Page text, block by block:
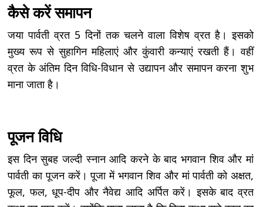
कैसे करें समापन
जया पार्वती व्रत 5 दिनों तक चलने वाला विशेष व्रत है। इसको
मुख्य रूप से सुहागिन महिलाएं और कुंवारी कन्याएं रखती हैं। वहीं
व्रत के अंतिम दिन विधि-विधान से उद्यापन और समापन करना शुभ
माना जाता है।
पूजन विधि
इस दिन सुबह जल्दी स्नान आदि करने के बाद भगवान शिव और मां
पार्वती का पूजन करें। पूजा में भगवान शिव और मां पार्वती को अक्षत,
फूल, फल, धूप-दीप और नैवेद्य आदि अर्पित करें। इसके बाद व्रत